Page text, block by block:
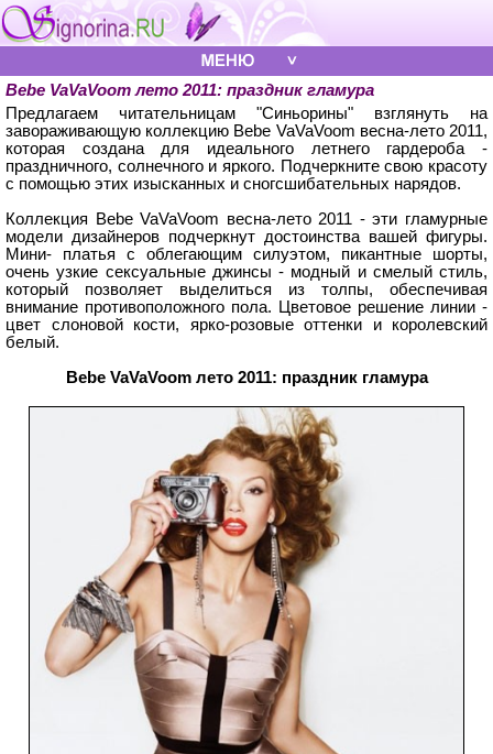
Bebe VaVaVoom лето 2011: праздник гламура
Предлагаем читательницам "Синьорины" взглянуть на
завораживающую коллекцию Bebe VaVaVoom весна-лето 2011,
которая создана для идеального летнего гардероба -
праздничного, солнечного и яркого. Подчеркните свою красоту
с помощью этих изысканных и сногсшибательных нарядов.
Коллекция Bebe VaVaVoom весна-лето 2011 - эти гламурные
модели дизайнеров подчеркнут достоинства вашей фигуры.
Мини- платья с облегающим силуэтом, пикантные шорты,
очень узкие сексуальные джинсы - модный и смелый стиль,
который позволяет выделиться из толпы, обеспечивая
внимание противоположного пола. Цветовое решение линии -
цвет слоновой кости, ярко-розовые оттенки и королевский
белый.
Bebe VaVaVoom лето 2011: праздник гламура